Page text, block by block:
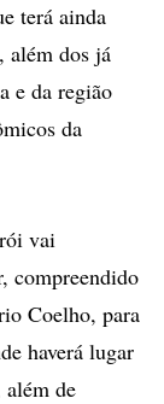
terá ainda
além dos já
e da região
da
vai
compreendido
Coelho, para
haverá lugar
além de